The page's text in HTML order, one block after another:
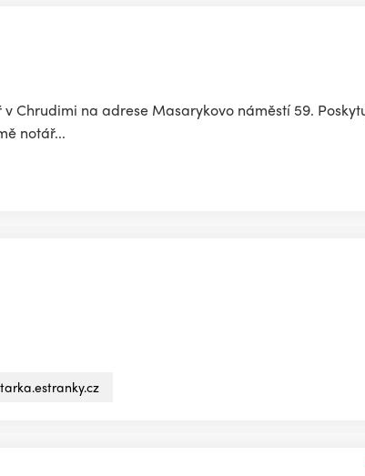
Chrudimi na adrese Masarykovo náměstí 59.
notář...